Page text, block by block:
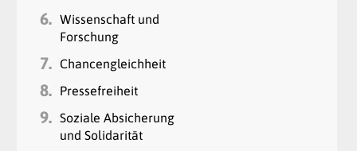
6. Wissenschaft und
Forschung
7. Chancengleichheit
8. Pressefreiheit
9. Soziale Absicherung
und Solidarität